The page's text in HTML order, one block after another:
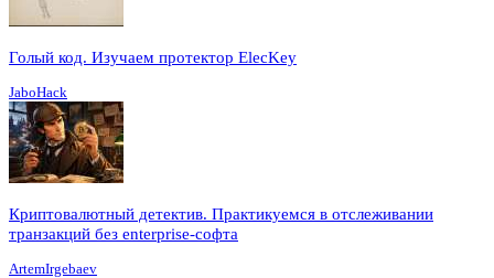
Голый код. Изучаем протектор ElecKey
JaboHack
Криптовалютный детектив. Практикуемся в отслеживании
транзакций без enterprise-софта
ArtemIrgebaev